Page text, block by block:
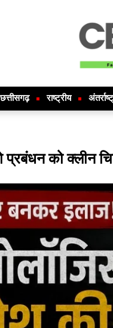
छत्तीसगढ़ राष्ट्रीय
प्रबंधन को क्लीन